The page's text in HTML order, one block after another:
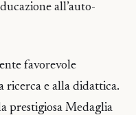
all’auto-
favorevole
ricerca e alla didattica.
prestigiosa Medaglia